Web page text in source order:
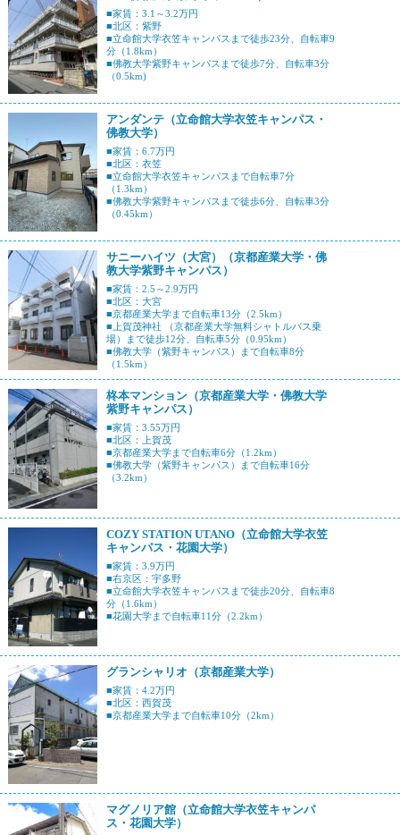
■家賃：3.1～3.2万円
■北区：紫野
■立命館大学衣笠キャンパスまで徒歩23分、自転車9
分（1.8km）
■佛教大学紫野キャンパスまで徒歩7分、自転車3分
（0.5km)
アンダンテ（立命館大学衣笠キャンパス・
佛教大学）
■家賃：6.7万円
■北区：衣笠
■立命館大学衣笠キャンパスまで自転車7分
（1.3km）
■佛教大学紫野キャンパスまで徒歩6分、自転車3分
（0.45km）
サニーハイツ（大宮）（京都産業大学・佛
教大学紫野キャンパス）
■家賃：2.5～2.9万円
■北区：大宮
■京都産業大学まで自転車13分（2.5km）
■上賀茂神社 （京都産業大学無料シャトルバス乗
場）まで徒歩12分、自転車5分（0.95km）
■佛教大学（紫野キャンパス）まで自転車8分
（1.5km）
柊本マンション（京都産業大学・佛教大学
紫野キャンパス）
■家賃：3.55万円
■北区：上賀茂
■京都産業大学まで自転車6分（1.2km）
■佛教大学（紫野キャンパス）まで自転車16分
（3.2km）
COZY STATION UTANO（立命館大学衣笠
キャンパス・花園大学）
■家賃：3.9万円
■右京区：宇多野
■立命館大学衣笠キャンパスまで徒歩20分、自転車8
分（1.6km）
■花園大学まで自転車11分（2.2km）
グランシャリオ（京都産業大学）
■家賃：4.2万円
■北区：西賀茂
■京都産業大学まで自転車10分（2km）
マグノリア館（立命館大学衣笠キャンパ
ス・花園大学）